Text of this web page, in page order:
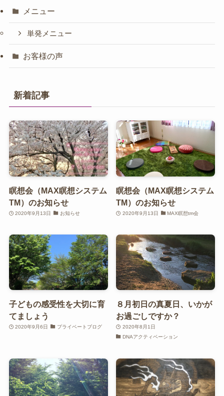
メニュー
単発メニュー
お客様の声
新着記事
瞑想会（MAX瞑想システム
TM）のお知らせ
2020年9月13日 お知らせ
瞑想会（MAX瞑想システム
TM）のお知らせ
2020年9月13日 MAX瞑想tm会
子どもの感受性を大切に育
てましょう
2020年9月6日 プライベートブログ
８月初日の真夏日、いかが
お過ごしですか？
2020年8月1日
DNAアクティベーション